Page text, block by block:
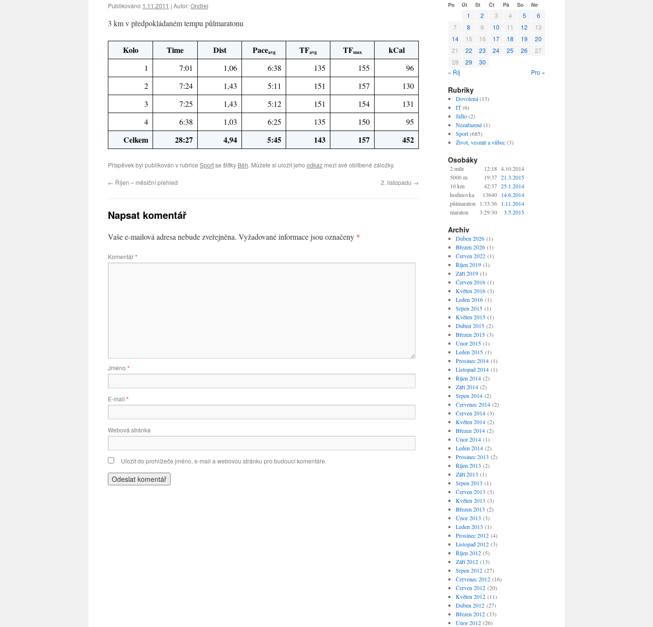
Publikováno 1.11.2011 | Autor:Ondřej
3 km v předpokládaném tempu půlmaratonu
Kolo Time Dist Paceavg TFavg TFmax kCal
1 7:01 1,06 6:38 135 155
96
2
7:24 1,43 5:11 151 157
130
3
7:25 1,43 5:12 151 154
131
4
6:38 1,03 6:25 135 150 95
Celkem 28:27 4,94 5:45 143 157 452
Příspěvek byl publikován v rubrice Sportse štítky Běh. Můžete si uložit jeho odkaz mezi své oblíbené záložky.
← Říjen – měsíční přehled 2. listopadu →
Napsat komentář
Vaše e-mailová adresa nebude zveřejněna. Vyžadované informace jsou označeny *
Komentář*
Jméno *
E-mail *
Webová stránka
Uložit do prohlížeče jméno, e-mail a webovou stránku pro budoucí komentáře.
Po Út St Čt Pá So Ne
1 2 3 4 5
6
7
8 9 10 11 12
13
14
15 16 17 18 19
20
21
22 23 24 25 26
27
28
29
30
« Říj
Pro »
Rubriky
Dovolená(13)
IT(6)
Jídlo(2)
Nezařazené(1)
Sport(685)
Život, vesmír a vůbec(3)
Osobáky
2 míle 12:18 4.10.2014
5000 m
19:37 21.3.2015
10 km
42:37 25.1.2014
hodinovka
13640
14.6.2014
půlmaraton
1:33:36
1.11.2014
maraton
3:29:30 3.5.2015
Archiv
Duben 2026(1)
Březen 2026(1)
Červen 2022(1)
Říjen 2019(1)
Září 2019(1)
Červen 2016(1)
Květen 2016(3)
Leden 2016(1)
Srpen 2015(1)
Květen 2015(1)
Duben 2015(2)
Březen 2015(3)
Únor 2015(1)
Leden 2015(1)
Prosinec 2014(1)
Listopad 2014(1)
Říjen 2014(2)
Září 2014(2)
Srpen 2014(2)
Červenec 2014(2)
Červen 2014(3)
Květen 2014(2)
Březen 2014(2)
Únor 2014(1)
Leden 2014(2)
Prosinec 2013 (2)
Říjen 2013 (2)
Září 2013 (1)
Srpen 2013 (1)
Červen 2013 (3)
Květen 2013 (3)
Březen 2013 (2)
Únor 2013 (3)
Leden 2013 (1)
Prosinec 2012(4)
Listopad 2012(3)
Říjen 2012(5)
Září 2012(13)
Srpen 2012(27)
Červenec 2012(16)
Červen 2012(20)
Květen 2012(11)
Duben 2012(27)
Březen 2012(33)
Únor 2012(26)